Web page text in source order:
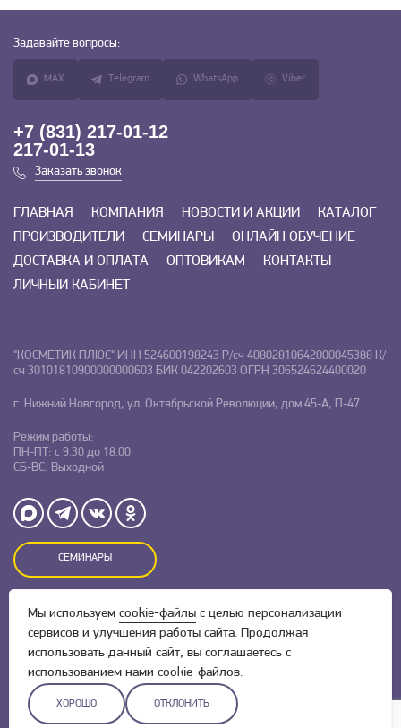
Задавайте вопросы:
MAX Telegram WhatsApp Viber
+7 (831) 217-01-12
217-01-13
Заказать звонок
ГЛАВНАЯ КОМПАНИЯ НОВОСТИ И АКЦИИ
КАТАЛОГ
ПРОИЗВОДИТЕЛИ
СЕМИНАРЫ
ОНЛАЙН ОБУЧЕНИЕ
ДОСТАВКА И ОПЛАТА
ОПТОВИКАМ
КОНТАКТЫ
ЛИЧНЫЙ КАБИНЕТ
"КОСМЕТИК ПЛЮС" ИНН 524600198243 Р/сч 40802810642000045388 К/
сч 30101810900000000603 БИК 042202603 ОГРН 306524624400020
г. Нижний Новгород, ул. Октябрьской Революции, дом 45-А, П-47
Режим работы:
ПН-ПТ: с 9.30 до 18.00
СБ-ВС: Выходной
СЕМИНАРЫ
Оставляя заявку на сайте, Вы даете свое согласие на обработку
персональных данныхи соглашаетесь cполитикой
конфиденциальности.
Разработка сайта –
Мы используем cookie-файлы с целью персонализации
сервисов и улучшения работы сайта. Продолжая
использовать данный сайт, вы соглашаетесь с
использованием нами cookie-файлов.
ХОРОШО ОТКЛОНИТЬ